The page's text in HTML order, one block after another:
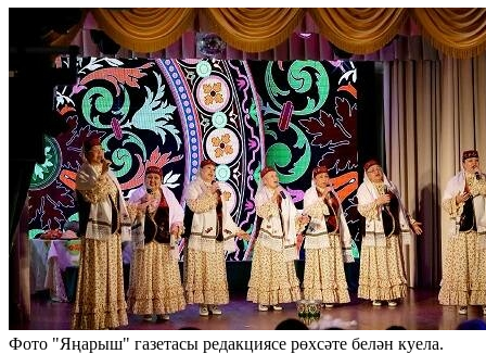
Фото "Яңарыш" газетасы редакциясе рөхсәте белән куела.